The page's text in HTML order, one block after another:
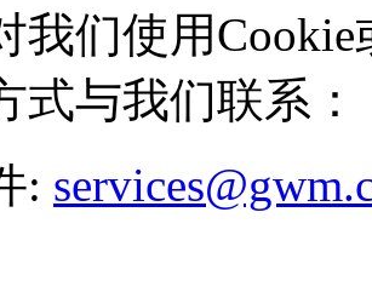
我们使用Cookie
与我们联系：
: